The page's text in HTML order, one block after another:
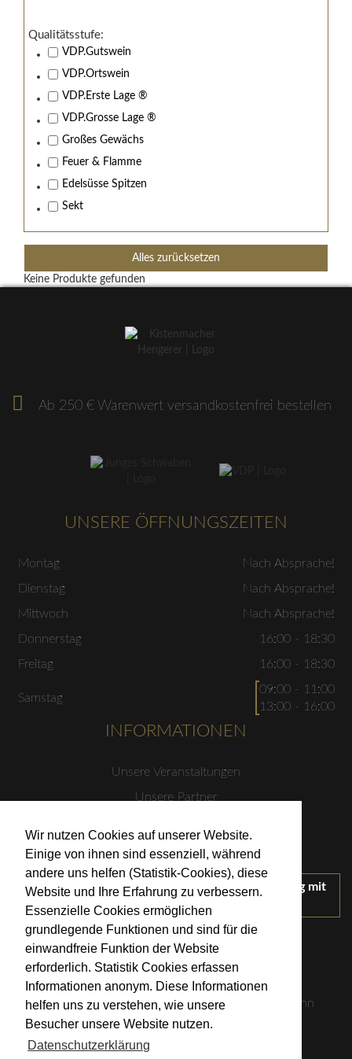
Wir nutzen Cookies auf unserer Website.
Einige von ihnen sind essenziell, während
andere uns helfen (Statistik-Cookies), diese
Website und Ihre Erfahrung zu verbessern.
Essenzielle Cookies ermöglichen
grundlegende Funktionen und sind für die
einwandfreie Funktion der Website
erforderlich. Statistik Cookies erfassen
Informationen anonym. Diese Informationen
helfen uns zu verstehen, wie unsere
Besucher unsere Website nutzen.
Datenschutzerklärung
Qualitätsstufe:
VDP.Gutswein
VDP.Ortswein
VDP.Erste Lage ®
VDP.Grosse Lage ®
Großes Gewächs
Feuer & Flamme
Edelsüsse Spitzen
Sekt
Alles zurücksetzen
Keine Produkte gefunden
Ab 250 € Warenwert versandkostenfrei bestellen
UNSERE ÖFFNUNGSZEITEN
Montag
Nach Absprache!
Dienstag
Nach Absprache!
Mittwoch
Nach Absprache!
Donnerstag
16:00 - 18:30
Freitag
16:00 - 18:30
Samstag
09:00 - 11:00
13:00 - 16:00
INFORMATIONEN
Unsere Veranstaltungen
Unsere Partner
Impressum
Wir treten für einen verantwortungsvollen Umgang mit
Alkohol ein.
KONTAKT
Weingut Kistenmacher & Hengerer
Eugen-Nägele-Straße 23-25, 74074 Heilbronn
info@kistenmacher-hengerer.de